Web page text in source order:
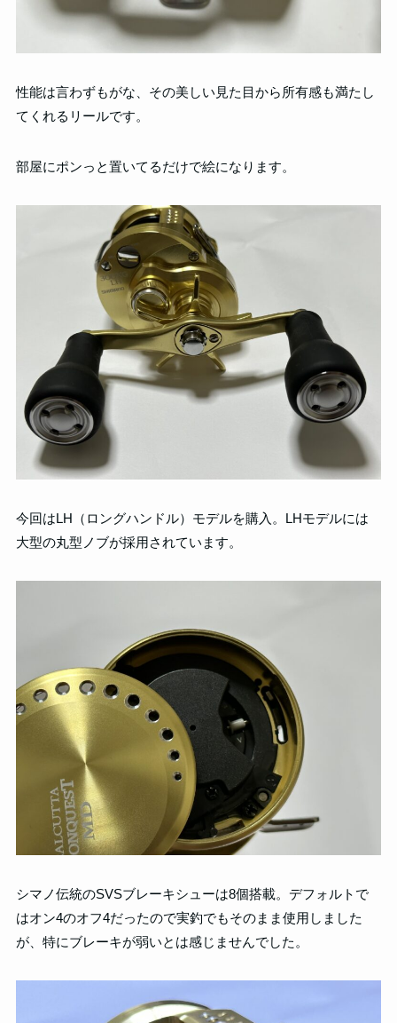
性能は言わずもがな、その美しい見た目から所有感も満たし
てくれるリールです。
部屋にポンっと置いてるだけで絵になります。
今回はLH（ロングハンドル）モデルを購入。LHモデルには
大型の丸型ノブが採用されています。
シマノ伝統のSVSブレーキシューは8個搭載。デフォルトで
はオン4のオフ4だったので実釣でもそのまま使用しました
が、特にブレーキが弱いとは感じませんでした。